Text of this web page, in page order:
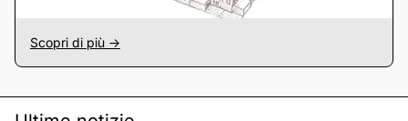
Scopri di più ->